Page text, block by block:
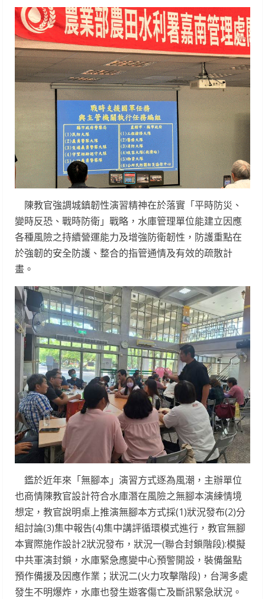
陳教官強調城鎮韌性演習精神在於落實「平時防災、
變時反恐、戰時防衛」戰略，水庫管理單位能建立因應
各種風險之持續營運能力及增強防衛韌性，防護重點在
於強韌的安全防護、整合的指管通情及有效的疏散計
畫。
鑑於近年來「無腳本」演習方式逐為風潮，主辦單位
也商情陳教官設計符合水庫潛在風險之無腳本演練情境
想定，教官說明桌上推演無腳本方式採(1)狀況發布(2)分
組討論(3)集中報告(4)集中講評循環模式進行，教官無腳
本實際施作設計2狀況發布，狀況一(聯合封鎖階段):模擬
中共軍演封鎖，水庫緊急應變中心預警開設，裝備盤點
預作備援及因應作業；狀況二(火力攻擊階段)，台灣多處
發生不明爆炸，水庫也發生遊客傷亡及斷訊緊急狀況。